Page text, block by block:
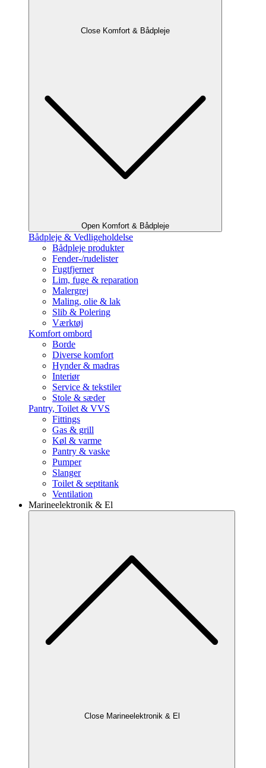
Close Komfort & Bådpleje
Open Komfort & Bådpleje
Bådpleje & Vedligeholdelse
Bådpleje produkter
Fender-/rudelister
Fugtfjerner
Lim, fuge & reparation
Malergrej
Maling, olie & lak
Slib & Polering
Værktøj
Komfort ombord
Borde
Diverse komfort
Hynder & madras
Interiør
Service & tekstiler
Stole & sæder
Pantry, Toilet & VVS
Fittings
Gas & grill
Køl & varme
Pantry & vaske
Pumper
Slanger
Toilet & septitank
Ventilation
Marineelektronik & El
Close Marineelektronik & El